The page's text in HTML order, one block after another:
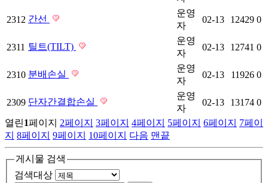
2312 간선
운영
자
02-13 12429 0
2311 틸트(TILT)
운영
자
02-13 12741 0
2310 분배손실
운영
자
02-13 11926 0
2309 단자간결합손실
운영
자
02-13 13174 0
열린1페이지 2페이지 3페이지 4페이지 5페이지 6페이지 7페이
지 8페이지 9페이지 10페이지 다음 맨끝
게시물 검색
검색대상